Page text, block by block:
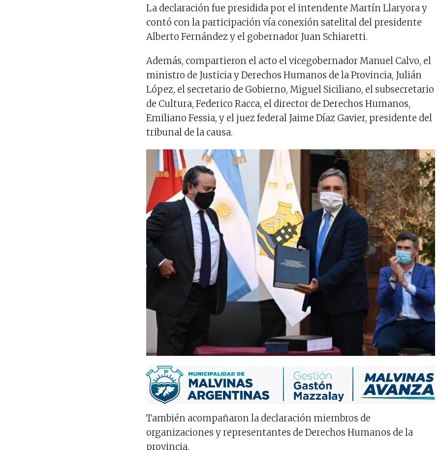
La declaración fue presidida por el intendente Martín Llaryora y
contó con la participación vía conexión satelital del presidente
Alberto Fernández y el gobernador Juan Schiaretti.
Además, compartieron el acto el vicegobernador Manuel Calvo, el
ministro de Justicia y Derechos Humanos de la Provincia, Julián
López, el secretario de Gobierno, Miguel Siciliano, el subsecretario
de Cultura, Federico Racca, el director de Derechos Humanos,
Emiliano Fessia, y el juez federal Jaime Díaz Gavier, presidente del
tribunal de la causa.
También acompañaron la declaración miembros de
organizaciones y representantes de Derechos Humanos de la
provincia.